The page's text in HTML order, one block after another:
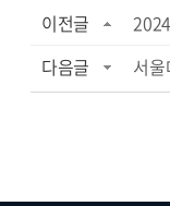
이전글
다음글
서